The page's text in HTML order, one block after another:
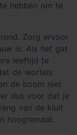
hebben om te
Zorg ervoor
is. Als het gat
leeftijd te
de wortels
de boom niet
dus voor dat je
van de kluit
hoogtemaat.